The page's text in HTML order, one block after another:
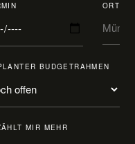
ORT
BUDGETRAHMEN
MIR MEHR